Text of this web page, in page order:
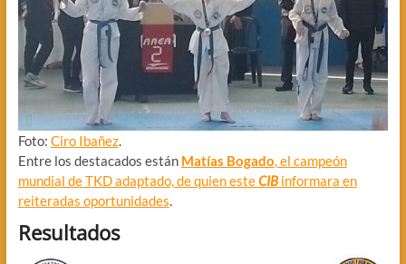
Foto: Ciro Ibañez.
Entre los destacados están Matías Bogado, el campeón
mundial de TKD adaptado, de quien esteCIBinformara en
reiteradas oportunidades.
Resultados